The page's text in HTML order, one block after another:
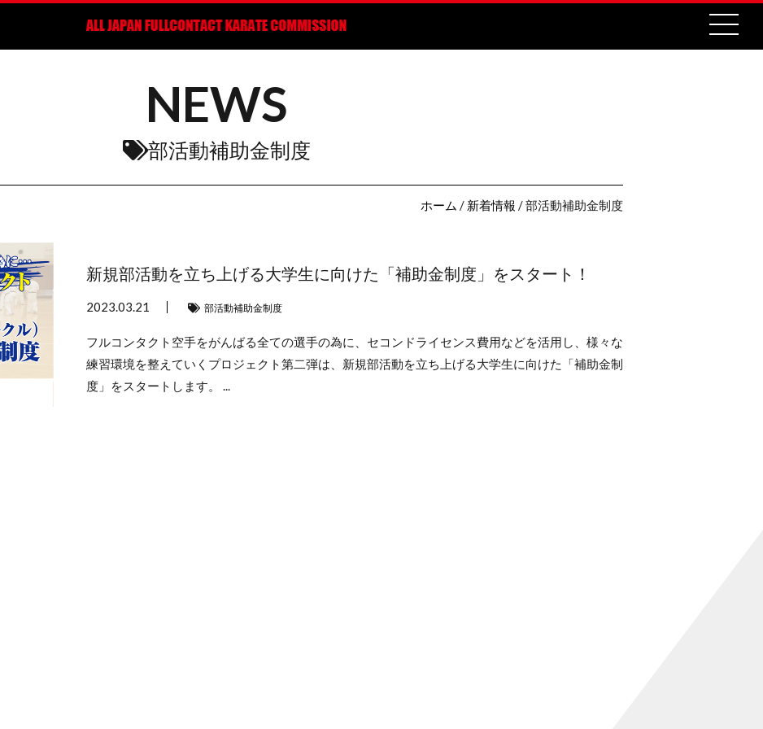
NEWS
部活動補助金制度
ホーム / 新着情報 / 部活動補助金制度
新規部活動を立ち上げる大学生に向けた「補助金制度」をスタート！
2023.03.21 部活動補助金制度
フルコンタクト空手をがんばる全ての選手の為に、セコンドライセンス費用などを活用し、様々な
練習環境を整えていくプロジェクト第二弾は、新規部活動を立ち上げる大学生に向けた「補助金制
度」をスタートします。 ...